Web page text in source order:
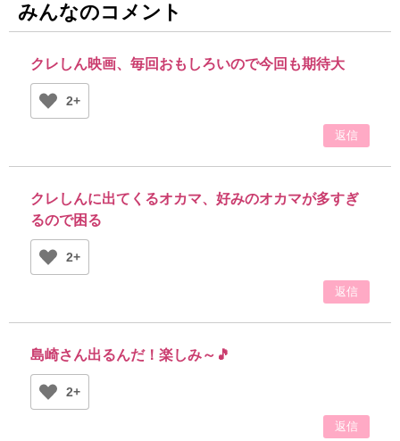
みんなのコメント
クレしん映画、毎回おもしろいので今回も期待大
2+
返信
クレしんに出てくるオカマ、好みのオカマが多すぎ
るので困る
2+
返信
島崎さん出るんだ！楽しみ～🎵
2+
返信